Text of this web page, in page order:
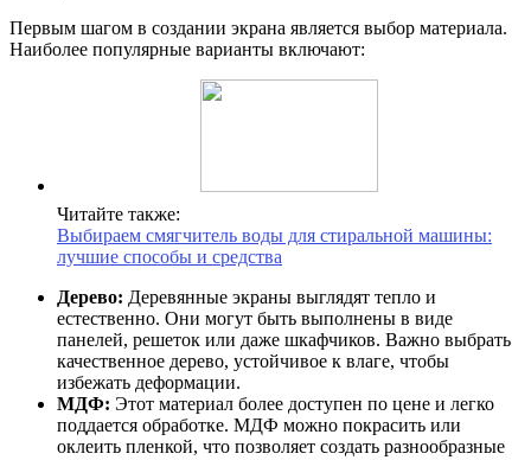
Первым шагом в создании экрана является выбор материала.
Наиболее популярные варианты включают:
Читайте также:
Выбираем смягчитель воды для стиральной машины:
лучшие способы и средства
Дерево: Деревянные экраны выглядят тепло и
естественно. Они могут быть выполнены в виде
панелей, решеток или даже шкафчиков. Важно выбрать
качественное дерево, устойчивое к влаге, чтобы
избежать деформации.
МДФ: Этот материал более доступен по цене и легко
поддается обработке. МДФ можно покрасить или
оклеить пленкой, что позволяет создать разнообразные